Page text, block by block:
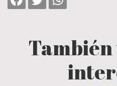
También